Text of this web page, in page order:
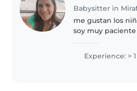
me gustan los
soy muy
mis propios
y tengo 4 hijas,
Experience: >